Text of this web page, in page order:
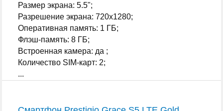
Размер экрана: 5.5";
Разрешение экрана: 720x1280;
Оперативная память: 1 ГБ;
Флэш-память: 8 ГБ;
Встроенная камера: да ;
Количество SIM-карт: 2;
...